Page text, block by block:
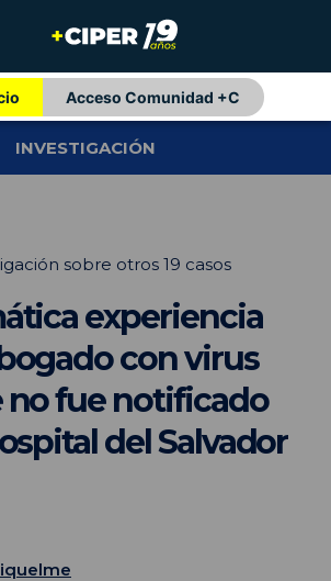
Acceso Comunidad +C
INVESTIGACIÓN
sobre otros 19 casos
experiencia
con virus
no fue notificado
del Salvador